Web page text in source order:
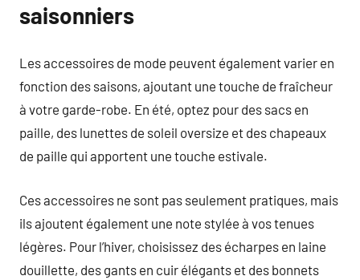
saisonniers
Les accessoires de mode peuvent également varier en
fonction des saisons, ajoutant une touche de fraîcheur
à votre garde-robe. En été, optez pour des sacs en
paille, des lunettes de soleil oversize et des chapeaux
de paille qui apportent une touche estivale.
Ces accessoires ne sont pas seulement pratiques, mais
ils ajoutent également une note stylée à vos tenues
légères. Pour l’hiver, choisissez des écharpes en laine
douillette, des gants en cuir élégants et des bonnets